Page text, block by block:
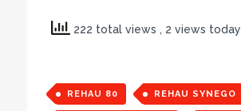
222 total views , 2 views today
REHAU 80 REHAU SYNEGO